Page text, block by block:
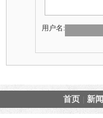
用户名:
首页 新闻